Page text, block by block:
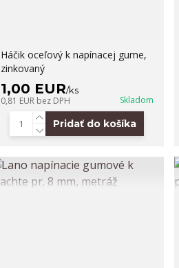
Háčik oceľový k napínacej gume,
zinkovaný
1,00 EUR/ks
0,81 EUR bez DPH Skladom
Pridať do košíka